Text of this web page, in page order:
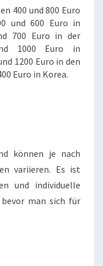
400 und 800 Euro
und 600 Euro in
700 Euro in der
1000 Euro in
1200 Euro in den
Euro in Korea.
können je nach
variieren. Es ist
und individuelle
man sich für